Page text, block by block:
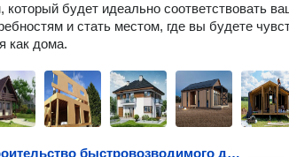
который будет идеально соответствовать
и стать местом, где вы будете
как дома.
Строительство быстровозводимого дома